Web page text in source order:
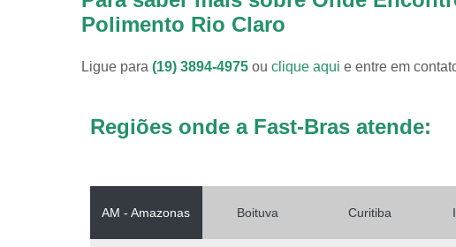
Polimento Rio Claro
Ligue para (19) 3894-4975 ou clique aqui e entre em
Regiões onde a Fast-Bras atende:
AM - Amazonas Boituva Curitiba